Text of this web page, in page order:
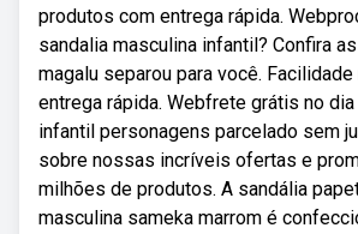
produtos com entrega rápida.
sandalia masculina infantil? Confira
magalu separou para você.
entrega rápida. Webfrete grátis no
infantil personagens parcelado sem
sobre nossas incríveis ofertas e
milhões de produtos. A sandália
masculina sameka marrom é